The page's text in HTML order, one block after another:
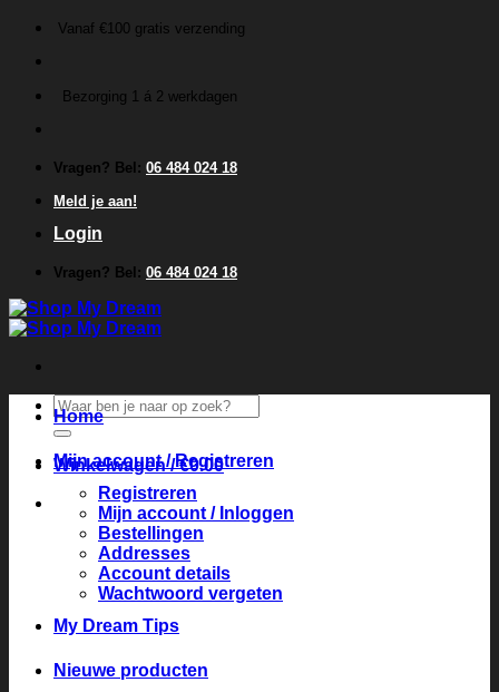
inhoud
Vanaf €100 gratis verzending
Bezorging 1 á 2 werkdagen
Vragen? Bel: 06 484 024 18
Meld je aan!
Login
Vragen? Bel: 06 484 024 18
Zoeken
naar:
Winkelwagen /€0.00
Home
Mijn account / Registreren
Registreren
Mijn account / Inloggen
Bestellingen
Addresses
Account details
Wachtwoord vergeten
My Dream Tips
Nieuwe producten